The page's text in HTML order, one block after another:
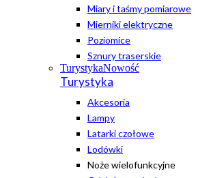
Miary i taśmy pomiarowe
Mierniki elektryczne
Poziomice
Sznury traserskie
TurystykaNowość
Turystyka
Akcesoria
Lampy
Latarki czołowe
Lodówki
Noże wielofunkcyjne